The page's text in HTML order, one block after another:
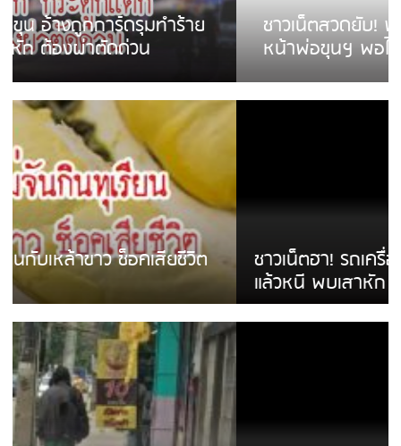
ชาวเน็ตสวดยับ! พบพม่าเร่ขายพวงมาลัย
หน้าพ่อขุนฯ พอไม่ซื้อเดินตาม
ชาวเน็ตฮา! รถเครื่องแม่สายชนป้ายร้านโลงศพ
แล้วหนี พบเสาหัก เบรคหัก หวิดได้ใช้บริการ